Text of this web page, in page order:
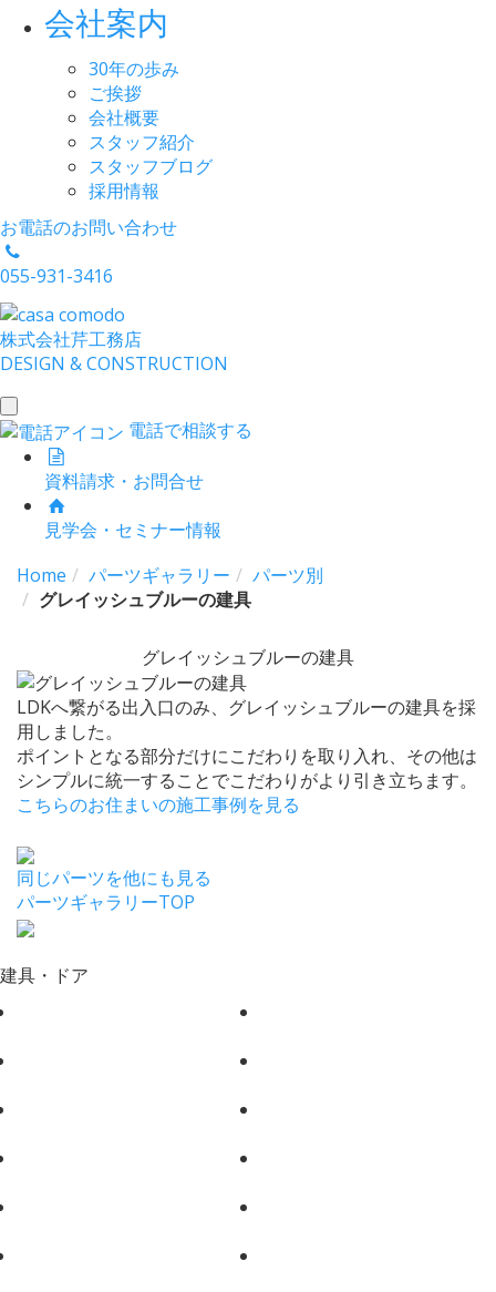
会社案内
30年の歩み
ご挨拶
会社概要
スタッフ紹介
スタッフブログ
採用情報
お電話のお問い合わせ
055-931-3416
株式会社芹工務店
DESIGN &CONSTRUCTION
toggle
navigation
電話で相談する
資料請求・お問合せ
見学会・セミナー情報
Home
パーツギャラリー
パーツ別
グレイッシュブルーの建具
グレイッシュブルーの建具
LDKへ繋がる出入口のみ、グレイッシュブルーの建具を採
用しました。
ポイントとなる部分だけにこだわりを取り入れ、その他は
シンプルに統一することでこだわりがより引き立ちます。
こちらのお住まいの施工事例を見る
同じパーツを他にも見る
パーツギャラリーTOP
建具・ドア